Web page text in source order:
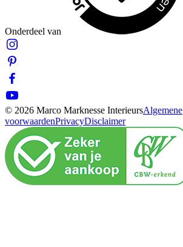
Onderdeel van
© 2026 Marco Marknesse InterieursAlgemene
voorwaardenPrivacyDisclaimer